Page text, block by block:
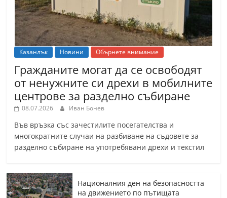
Казанлък Новини Обърнете внимание
Гражданите могат да се освободят
от ненужните си дрехи в мобилните
центрове за разделно събиране
08.07.2026 Иван Бонев
Във връзка със зачестилите посегателства и
многократните случаи на разбиване на съдовете за
разделно събиране на употребявани дрехи и текстил
Националния ден на безопасността
на движението по пътищата